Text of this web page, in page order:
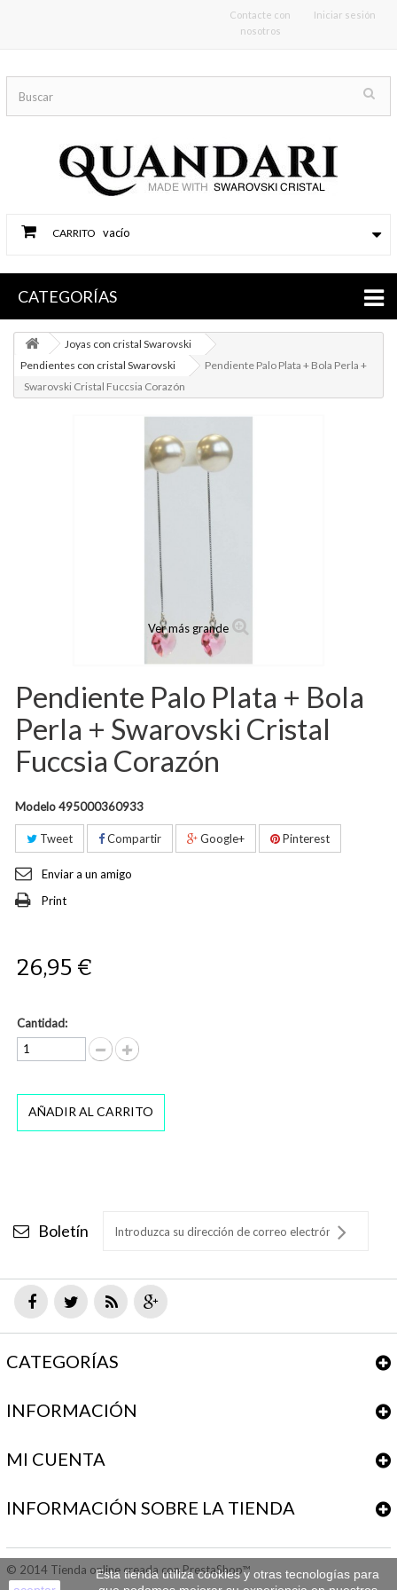
Iniciar sesión
Contacte con
nosotros
CARRITO vacío
CATEGORÍAS
Joyas con cristal Swarovski
Pendientes con cristal Swarovski
Pendiente Palo Plata + Bola Perla +
Swarovski Cristal Fuccsia Corazón
Ver más grande
Pendiente Palo Plata + Bola
Perla + Swarovski Cristal
Fuccsia Corazón
Modelo495000360933
Tweet Compartir Google+ Pinterest
Enviar a un amigo
Print
26,95 €
Cantidad:
AÑADIR AL CARRITO
Boletín
CATEGORÍAS
INFORMACIÓN
© 2014 Tienda online creada con PrestaShop™
MI CUENTA
INFORMACIÓN SOBRE LA TIENDA
Esta tienda utiliza cookies y otras tecnologías para